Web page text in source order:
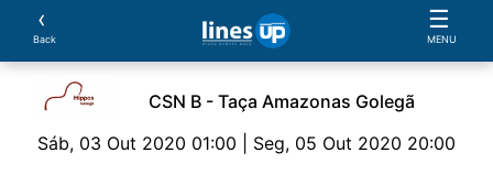
‹
Back
☰
MENU
CSN B - Taça Amazonas Golegã
Sáb, 03 Out 2020 01:00 | Seg, 05 Out 2020 20:00